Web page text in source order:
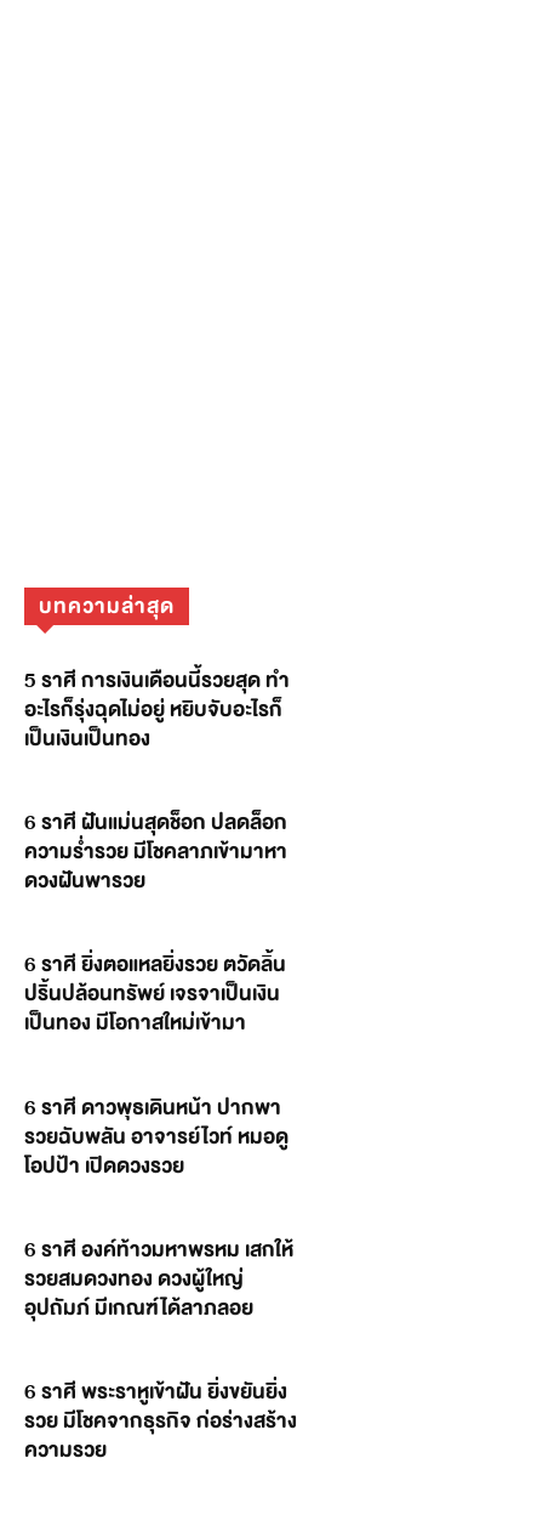
บทความล่าสุด
5 ราศี การเงินเดือนนี้รวยสุด ทำ
อะไรก็รุ่งฉุดไม่อยู่ หยิบจับอะไรก็
เป็นเงินเป็นทอง
6 ราศี ฝันแม่นสุดช็อก ปลดล็อก
ความร่ำรวย มีโชคลาภเข้ามาหา
ดวงฝันพารวย
6 ราศี ยิ่งตอแหลยิ่งรวย ตวัดลิ้น
ปริ้นปล้อนทรัพย์ เจรจาเป็นเงิน
เป็นทอง มีโอกาสใหม่เข้ามา
6 ราศี ดาวพุธเดินหน้า ปากพา
รวยฉับพลัน อาจารย์ไวท์ หมอดู
โอปป้า เปิดดวงรวย
6 ราศี องค์ท้าวมหาพรหม เสกให้
รวยสมดวงทอง ดวงผู้ใหญ่
อุปถัมภ์ มีเกณฑ์ได้ลาภลอย
6 ราศี พระราหูเข้าฝัน ยิ่งขยันยิ่ง
รวย มีโชคจากธุรกิจ ก่อร่างสร้าง
ความรวย